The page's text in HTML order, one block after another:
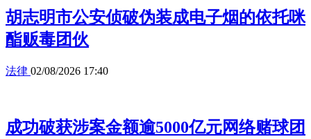
胡志明市公安侦破伪装成电子烟的依托咪
酯贩毒团伙
法律 02/08/2026 17:40
成功破获涉案金额逾5000亿元网络赌球团